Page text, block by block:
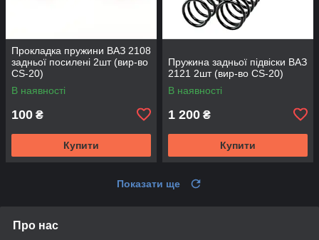
Прокладка пружини ВАЗ 2108
задньої посилені 2шт (вир-во
CS-20)
В наявності
100 ₴
Купити
Пружина задньої підвіски ВАЗ
2121 2шт (вир-во CS-20)
В наявності
1 200 ₴
Купити
Показати ще
Про нас